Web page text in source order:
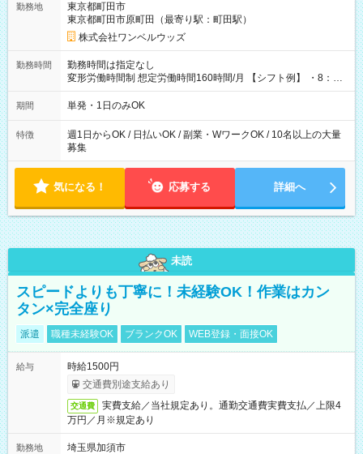
勤務地
東京都町田市
東京都町田市原町田（最寄り駅：町田駅）
株式会社ワンベルウッズ
勤務時間
勤務時間は指定なし
変形労働時間制 想定労働時間160時間/月 【シフト例】 ・8：00
～21：00
期間 単発・1日のみOK
特徴
週1日からOK / 日払いOK / 副業・WワークOK / 10名以上の大量
募集
気になる！ 応募する 詳細へ
未読
スピードよりも丁寧に！未経験OK！作業はカン
タン×完全座り
派遣 職種未経験OK ブランクOK WEB登録・面接OK
給与
時給1500円
交通費別途支給あり
交通費
実費支給／当社規定あり。通勤交通費実費支払／上限4
万円／月※規定あり
勤務地
埼玉県加須市